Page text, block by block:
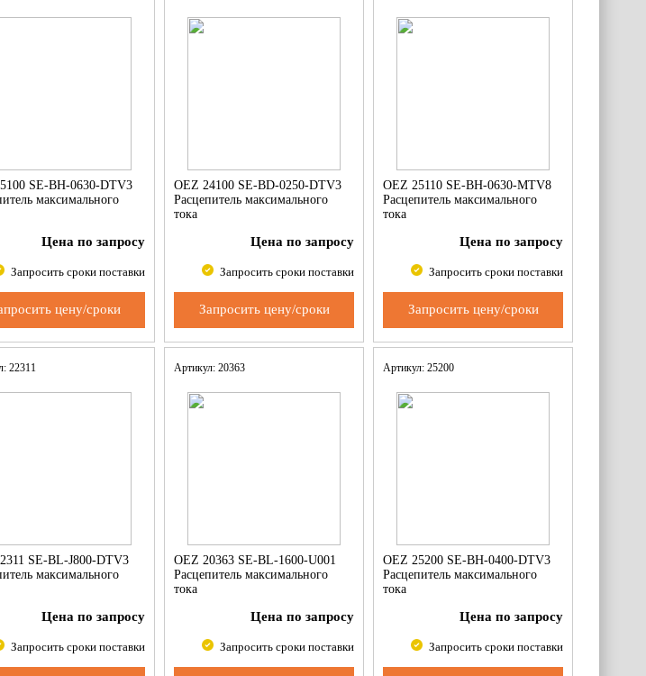
SE-BH-0630-DTV3
максимального
Цена по запросу
Запросить сроки поставки
цену/сроки
OEZ 24100 SE-BD-0250-DTV3
Расцепитель максимального
тока
Цена по запросу
Запросить сроки поставки
Запросить цену/сроки
OEZ 25110 SE-BH-0630-MTV8
Расцепитель максимального
тока
Цена по запросу
Запросить сроки поставки
Запросить цену/сроки
22311
SE-BL-J800-DTV3
максимального
Цена по запросу
Запросить сроки поставки
Артикул: 20363
OEZ 20363 SE-BL-1600-U001
Расцепитель максимального
тока
Цена по запросу
Запросить сроки поставки
Артикул: 25200
OEZ 25200 SE-BH-0400-DTV3
Расцепитель максимального
тока
Цена по запросу
Запросить сроки поставки